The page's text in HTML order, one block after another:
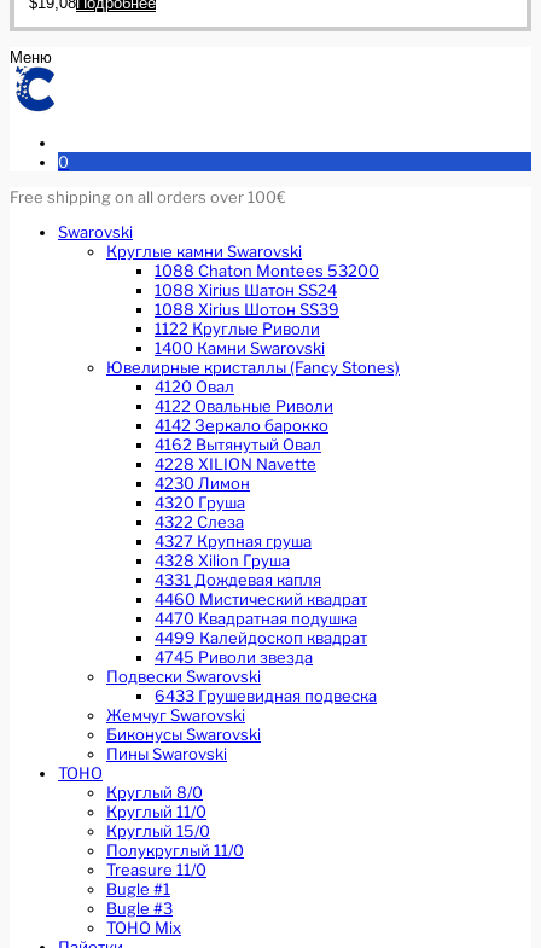
Меню
0
Free shipping on all orders over 100€
Swarovski
Круглые камни Swarovski
1088 Chaton Montees 53200
1088 Xirius Шатон SS24
1088 Xirius Шотон SS39
1122 Круглые Риволи
1400 Камни Swarovski
Ювелирные кристаллы (Fancy Stones)
4120 Овал
4122 Овальные Риволи
4142 Зеркало барокко
4162 Вытянутый Овал
4228 XILION Navette
4230 Лимон
4320 Груша
4322 Слеза
4327 Крупная груша
4328 Xilion Груша
4331 Дождевая капля
4460 Мистический квадрат
4470 Квадратная подушка
4499 Калейдоскоп квадрат
4745 Риволи звезда
Подвески Swarovski
6433 Грушевидная подвеска
Жемчуг Swarovski
Биконусы Swarovski
Пины Swarovski
TOHO
Круглый 8/0
Круглый 11/0
Круглый 15/0
Полукруглый 11/0
Treasure 11/0
Bugle #1
Bugle #3
TOHO Mix